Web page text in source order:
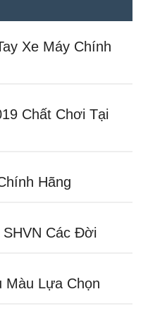
Xe Máy Chính
Chất Chơi Tại
Hãng
Các Đời
Màu Lựa Chọn